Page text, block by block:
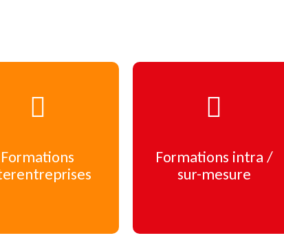
Formations
savoir plus
Formations intra /
sur-mesure
savoir plus